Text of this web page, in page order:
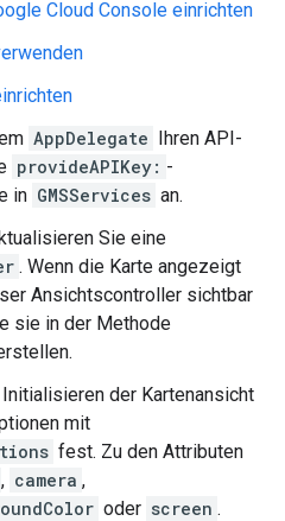
Cloud Console einrichten
AppDelegate Ihren API-
provideAPIKey: -
in GMSServices an.
Sie eine
. Wenn die Karte angezeigt
Ansichtscontroller sichtbar
sie in der Methode
der Kartenansicht
mit
fest. Zu den Attributen
, camera ,
oder screen .